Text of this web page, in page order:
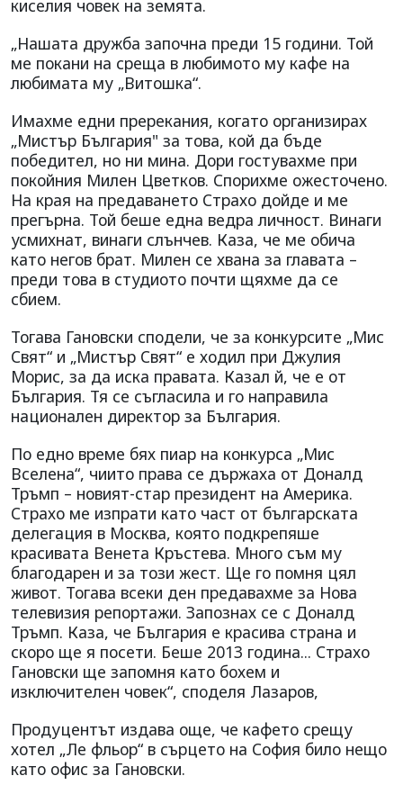
киселия човек на земята.
„Нашата дружба започна преди 15 години. Той
ме покани на среща в любимото му кафе на
любимата му „Витошка“.
Имахме едни пререкания, когато организирах
„Мистър България" за това, кой да бъде
победител, но ни мина. Дори гостувахме при
покойния Милен Цветков. Спорихме ожесточено.
На края на предаването Страхо дойде и ме
прегърна. Той беше една ведра личност. Винаги
усмихнат, винаги слънчев. Каза, че ме обича
като негов брат. Милен се хвана за главата –
преди това в студиото почти щяхме да се
сбием.
Тогава Гановски сподели, че за конкурсите „Мис
Свят“ и „Мистър Свят“ е ходил при Джулия
Морис, за да иска правата. Казал й, че е от
България. Тя се съгласила и го направила
национален директор за България.
По едно време бях пиар на конкурса „Мис
Вселена“, чиито права се държаха от Доналд
Тръмп – новият-стар президент на Америка.
Страхо ме изпрати като част от българската
делегация в Москва, която подкрепяше
красивата Венета Кръстева. Много съм му
благодарен и за този жест. Ще го помня цял
живот. Тогава всеки ден предавахме за Нова
телевизия репортажи. Запознах се с Доналд
Тръмп. Каза, че България е красива страна и
скоро ще я посети. Беше 2013 година... Страхо
Гановски ще запомня като бохем и
изключителен човек“, споделя Лазаров,
Продуцентът издава още, че кафето срещу
хотел „Ле фльор“ в сърцето на София било нещо
като офис за Гановски.